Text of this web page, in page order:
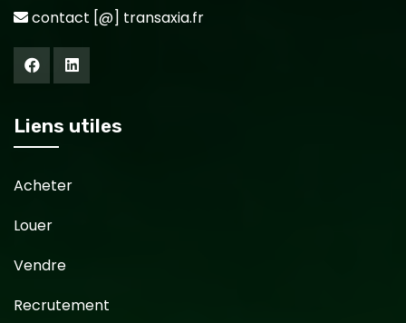
contact [@] transaxia.fr
Liens utiles
Acheter
Louer
Vendre
Recrutement